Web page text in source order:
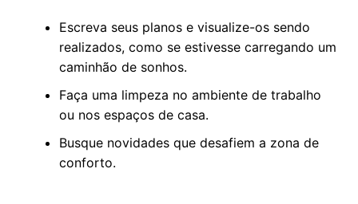
Escreva seus planos e visualize-os sendo
realizados, como se estivesse carregando um
caminhão de sonhos.
Faça uma limpeza no ambiente de trabalho
ou nos espaços de casa.
Busque novidades que desafiem a zona de
conforto.